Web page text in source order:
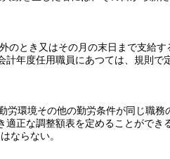
とき又はその月の末日まで支給す
計年度任用職員にあつては、規則で
環境その他の勤労条件が同じ職務
正な調整額表を定めることができる
ならない。